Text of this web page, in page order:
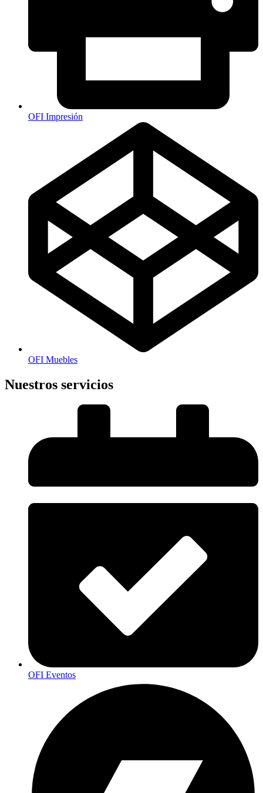
OFI Impresión
OFI Muebles
Nuestros servicios
OFI Eventos